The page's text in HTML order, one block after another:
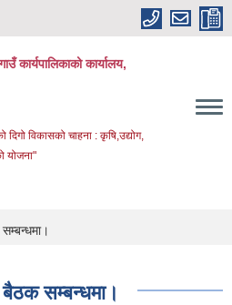
कार्यपालिकाको कार्यालय,
दिगो विकासको चाहना : कृषि,उद्योग,
योजना"
सम्बन्धमा।